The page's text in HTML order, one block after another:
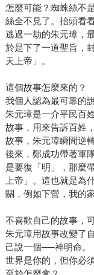
怎麼可能？蜘蛛絲不
絲全不見了。抬頭看
逃過一劫的朱元璋，
於是下了一道聖旨，
天上帝」。
這個故事怎麼來的？
我個人認為最可靠的
朱元璋是一介平民百
故事，用來告訴百姓
故事，朱元璋瞬間逆
後來，鄭成功帶著軍
是要復「明」，那麼
上帝」。這也就是為
關，例如下營，我的家
不喜歡自己的故事，
朱元璋用故事改變了
己說一個──神明命。
世界是你的，但你必